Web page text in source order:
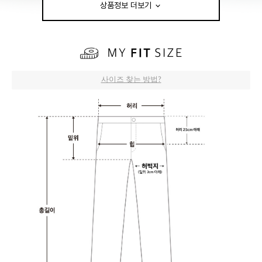
상품정보 더보기